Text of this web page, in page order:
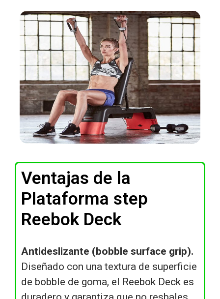
Ventajas de la
Plataforma step
Reebok Deck
Antideslizante (bobble surface grip).
Diseñado con una textura de superficie
de bobble de goma, el Reebok Deck es